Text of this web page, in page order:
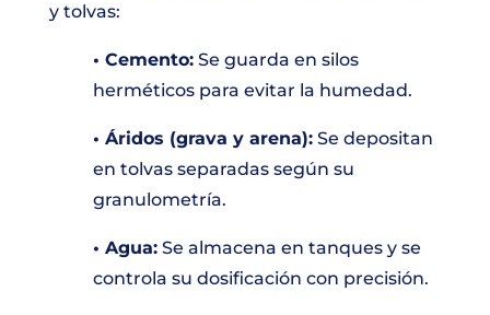
y tolvas:
• Cemento:Se guarda en silos
herméticos para evitar la humedad.
• Áridos (grava y arena):Se depositan
en tolvas separadas según su
granulometría.
• Agua:Se almacena en tanques y se
controla su dosificación con precisión.